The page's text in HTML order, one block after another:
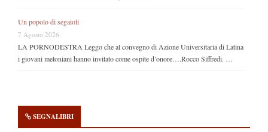
Un popolo di segaioli
7 Agosto 2026
LA PORNODESTRA Leggo che al convegno di Azione Universitaria di Latina
i giovani meloniani hanno invitato come ospite d’onore….Rocco Siffredi. …
SEGNALIBRI